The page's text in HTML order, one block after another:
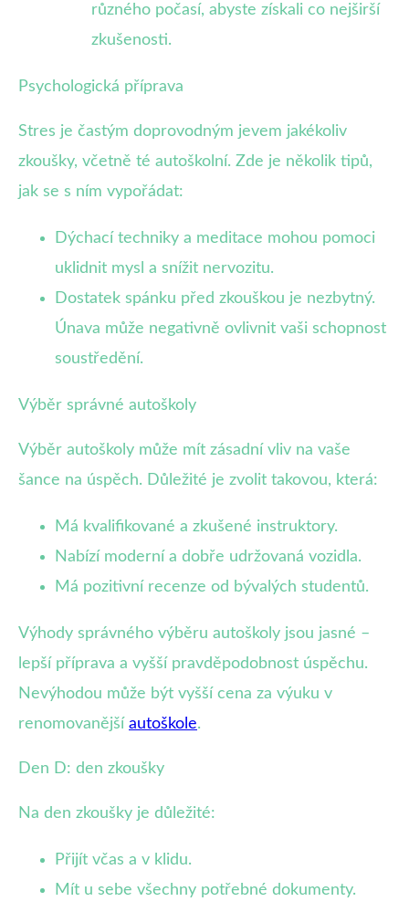
různého počasí, abyste získali co nejširší
zkušenosti.
Psychologická příprava
Stres je častým doprovodným jevem jakékoliv
zkoušky, včetně té autoškolní. Zde je několik tipů,
jak se s ním vypořádat:
Dýchací techniky a meditace mohou pomoci
uklidnit mysl a snížit nervozitu.
Dostatek spánku před zkouškou je nezbytný.
Únava může negativně ovlivnit vaši schopnost
soustředění.
Výběr správné autoškoly
Výběr autoškoly může mít zásadní vliv na vaše
šance na úspěch. Důležité je zvolit takovou, která:
Má kvalifikované a zkušené instruktory.
Nabízí moderní a dobře udržovaná vozidla.
Má pozitivní recenze od bývalých studentů.
Výhody správného výběru autoškoly jsou jasné –
lepší příprava a vyšší pravděpodobnost úspěchu.
Nevýhodou může být vyšší cena za výuku v
renomovanější autoškole.
Den D: den zkoušky
Na den zkoušky je důležité:
Přijít včas a v klidu.
Mít u sebe všechny potřebné dokumenty.